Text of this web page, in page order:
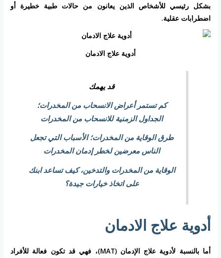
بشكل رئيسي للأشخاص الذين يعانون من حالات طبية خطيرة أو
اضطرابات عقلية.
أدوية علاج الادمان
قد يهمك
كم تستمر أعراض الانسحاب من المخدرات؛
الجداول الزمنية للانسحاب من المخدرات
طرق الوقاية من المخدرات؛ الأسباب التي تجعل
الناس معرضين لخطر إدمان المخدرات
الوقاية من المخدرات والتدخين، كيف تساعد ابنك
على اتخاذ خيارات جيدة؟
أدوية علاج الادمان
أما بالنسبة لأدوية علاج الإدمان (MAT)، فهي قد تكون فعالة للأفراد